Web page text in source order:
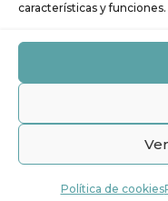
características y funciones.
Política de cookies
Política
Procesos y
por Gehisy